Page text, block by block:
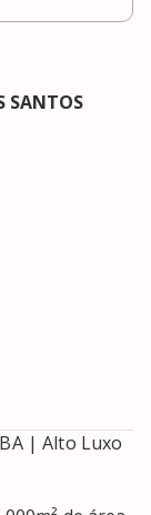
SANTOS
| Alto Luxo